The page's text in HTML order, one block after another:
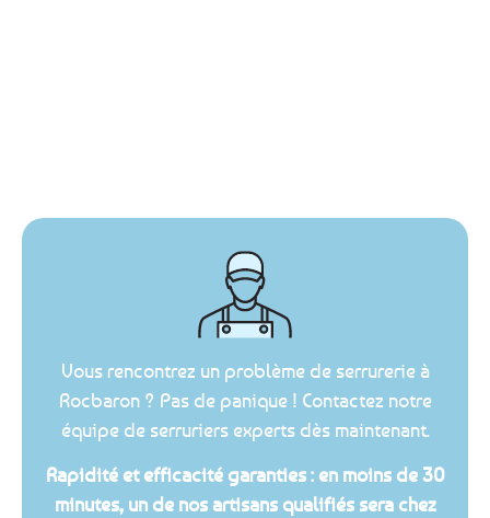
Vous rencontrez un problème de serrurerie à
Rocbaron ? Pas de panique ! Contactez notre
équipe de serruriers experts dès maintenant.
Rapidité et efficacité garanties : en moins de 30
minutes, un de nos artisans qualifiés sera chez